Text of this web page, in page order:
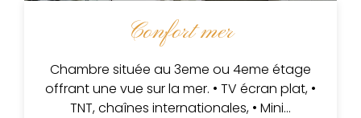
Confort mer
Chambre située au 3eme ou 4eme étage
offrant une vue sur la mer. • TV écran plat, •
TNT, chaînes internationales, • Mini…